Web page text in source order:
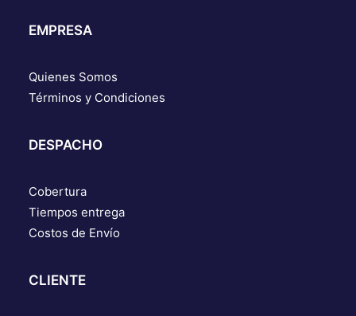
EMPRESA
Quienes Somos
Términos y Condiciones
DESPACHO
Cobertura
Tiempos entrega
Costos de Envío
CLIENTE